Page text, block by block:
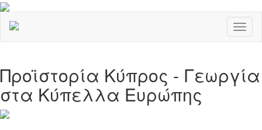
Προϊστορία Κύπρος - Γεωργία
στα Κύπελλα Ευρώπης